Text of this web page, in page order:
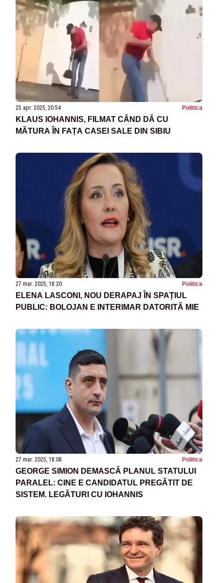
25 apr. 2025, 20:54 Politica
KLAUS IOHANNIS, FILMAT CÂND DĂ CU
MĂTURA ÎN FAȚA CASEI SALE DIN SIBIU
27 mar. 2025, 18:20 Politica
ELENA LASCONI, NOU DERAPAJ ÎN SPAȚIUL
PUBLIC: BOLOJAN E INTERIMAR DATORITĂ MIE
27 mar. 2025, 18:08 Politica
GEORGE SIMION DEMASCĂ PLANUL STATULUI
PARALEL: CINE E CANDIDATUL PREGĂTIT DE
SISTEM. LEGĂTURI CU IOHANNIS